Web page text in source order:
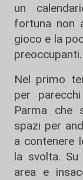
un
fortuna non
gioco e la
preoccupanti.
Nel primo
per
Parma che
spazi per
a contenere
la svolta. Su
area e